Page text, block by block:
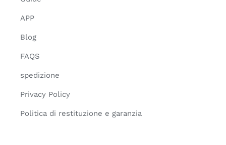
APP
Blog
FAQS
spedizione
Privacy Policy
Politica di restituzione e garanzia